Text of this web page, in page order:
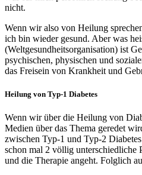
nicht.
Wenn wir also von Heilung
ich bin wieder gesund. Aber was
(Weltgesundheitsorganisation) ist
psychischen, physischen und
das Freisein von Krankheit und
Heilung von Typ-1 Diabetes
Wenn wir über die Heilung von
Medien über das Thema geredet
zwischen Typ-1 und Typ-2
schon mal 2 völlig unterschiedliche
und die Therapie angeht. Folglich